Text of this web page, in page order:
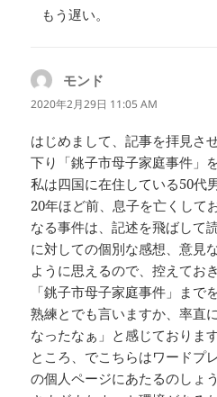
もう遅い。
モンド
り:
2020年2月29日 11:05 AM
はじめまして、記事を拝見さ
下り「銚子市母子家庭事件」
私は四国に在住している50代
20年ほど前、息子を亡くして
なる事件は、記述を飛ばして
に対しての個別な感想、意見
ように思えるので、控えておき
「銚子市母子家庭事件」まで
熟練とでも言いますか、率直
なったなぁ」と感じております
ところ、でこちらはワードプ
の個人ページにあたるのしょう